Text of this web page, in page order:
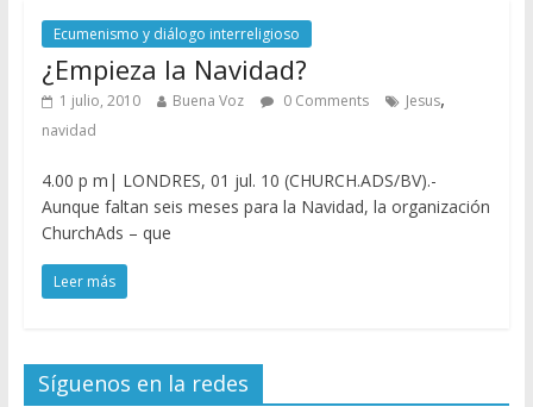
Ecumenismo y diálogo interreligioso
¿Empieza la Navidad?
1 julio, 2010 Buena Voz 0 Comments Jesus,
navidad
4.00 p m| LONDRES, 01 jul. 10 (CHURCH.ADS/BV).-
Aunque faltan seis meses para la Navidad, la organización
ChurchAds – que
Leer más
Síguenos en la redes